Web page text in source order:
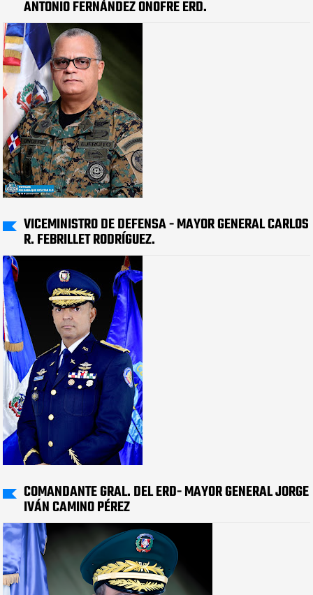
ANTONIO FERNÁNDEZ ONOFRE ERD.
VICEMINISTRO DE DEFENSA - MAYOR GENERAL CARLOS
R. FEBRILLET RODRÍGUEZ.
COMANDANTE GRAL. DEL ERD- MAYOR GENERAL JORGE
IVÁN CAMINO PÉREZ